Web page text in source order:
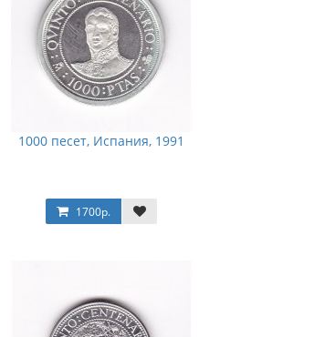
1000 песет, Испания, 1991
1700р.